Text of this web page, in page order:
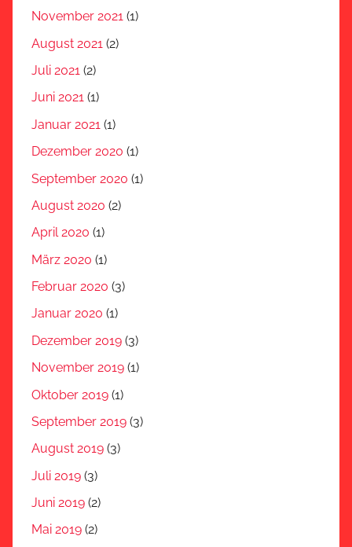
November 2021 (1)
August 2021 (2)
Juli 2021 (2)
Juni 2021 (1)
Januar 2021 (1)
Dezember 2020 (1)
September 2020 (1)
August 2020 (2)
April 2020 (1)
März 2020 (1)
Februar 2020 (3)
Januar 2020 (1)
Dezember 2019 (3)
November 2019 (1)
Oktober 2019 (1)
September 2019 (3)
August 2019 (3)
Juli 2019 (3)
Juni 2019 (2)
Mai 2019 (2)